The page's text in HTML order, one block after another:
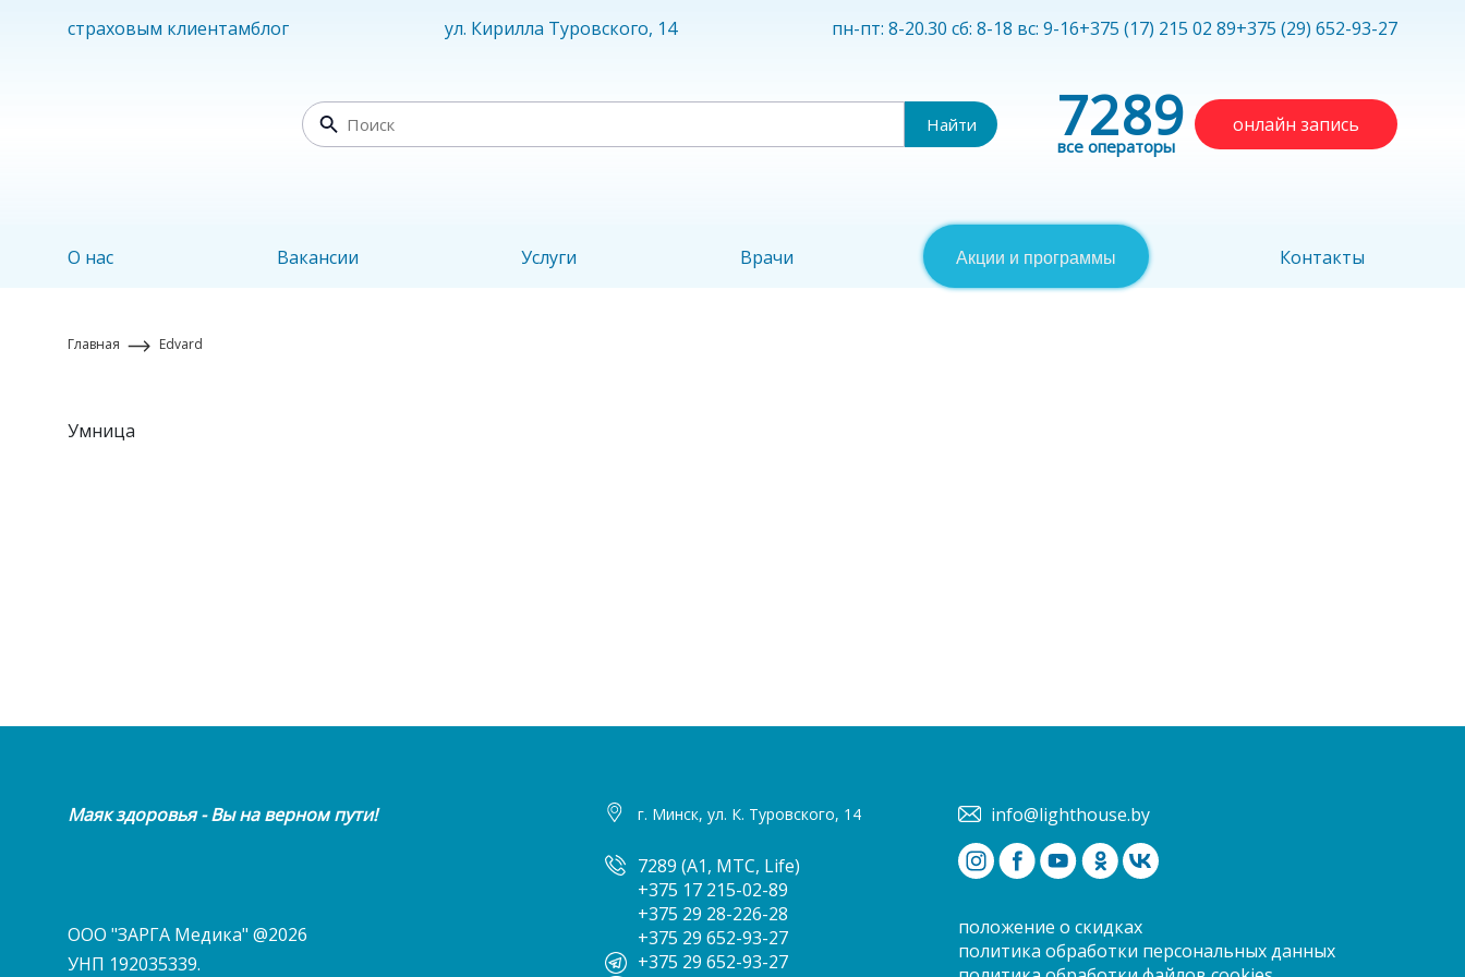
страховым клиентамблог ул. Кирилла Туровского, 14 пн-пт: 8-20.30 сб: 8-18 вс: 9-16+375 (17) 215 02 89+375 (29) 652-93-27
Найти 7289
все операторы
онлайн запись
О нас Вакансии Услуги Врачи Акции и программы Контакты
Главная Edvard
Умница
Маяк здоровья - Вы на верном пути!
ООО "ЗАРГА Медика" @2026
УНП 192035339.
г. Минск, ул. К. Туровского, 14
7289 (A1, МТС, Life)
+375 17 215-02-89
+375 29 28-226-28
+375 29 652-93-27
+375 29 652-93-27
info@lighthouse.by
положение о скидках
политика обработки персональных данных